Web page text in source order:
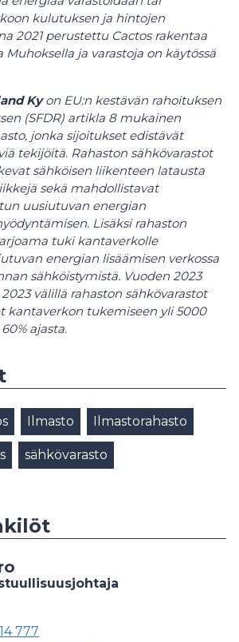
kulutuksen ja hintojen
2021 perustettu Cactos rakentaa
Muhoksella ja varastoja on käytössä
Kyon EU:n kestävän rahoituksen
(SFDR) artikla 8 mukainen
jonka sijoitukset edistävät
tekijöitä. Rahaston sähkövarastot
sähköisen liikenteen latausta
sekä mahdollistavat
uusiutuvan energian
Lisäksi rahaston
tuki kantaverkolle
energian lisäämisen verkossa
sähköistymistä. Vuoden 2023
välillä rahaston sähkövarastot
kantaverkon tukemiseen yli 5000
ajasta.
Ilmasto Ilmastorahasto
sähkövarasto
777